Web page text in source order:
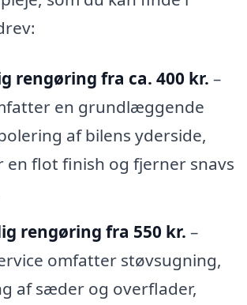
rengøring fra ca. 400 kr. –
en grundlæggende
af bilens yderside,
en flot finish og fjerner snavs
rengøring fra 550 kr. –
omfatter støvsugning,
af sæder og overflader,